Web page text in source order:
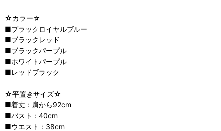
☆カラー☆
■ブラックロイヤルブルー
■ブラックレッド
■ブラックパープル
■ホワイトパープル
■レッドブラック
☆平置きサイズ☆
■着丈：肩から92cm
■バスト：40cm
■ウエスト：38cm